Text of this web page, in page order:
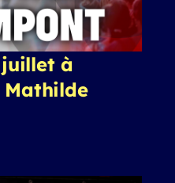
juillet à
Mathilde